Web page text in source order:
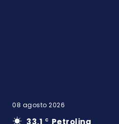
08 agosto 2026
33.1 C Petrolina